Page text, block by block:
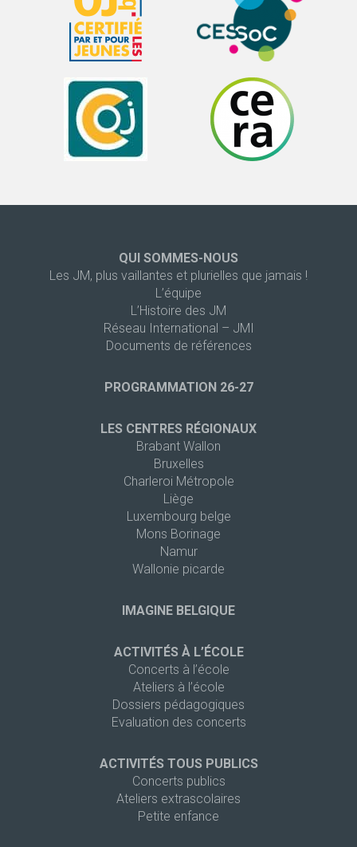
QUI SOMMES-NOUS
Les JM, plus vaillantes et plurielles que jamais !
L’équipe
L’Histoire des JM
Réseau International – JMI
Documents de références
PROGRAMMATION 26-27
LES CENTRES RÉGIONAUX
Brabant Wallon
Bruxelles
Charleroi Métropole
Liège
Luxembourg belge
Mons Borinage
Namur
Wallonie picarde
IMAGINE BELGIQUE
ACTIVITÉS À L’ÉCOLE
Concerts à l’école
Ateliers à l’école
Dossiers pédagogiques
Evaluation des concerts
ACTIVITÉS TOUS PUBLICS
Concerts publics
Ateliers extrascolaires
Petite enfance